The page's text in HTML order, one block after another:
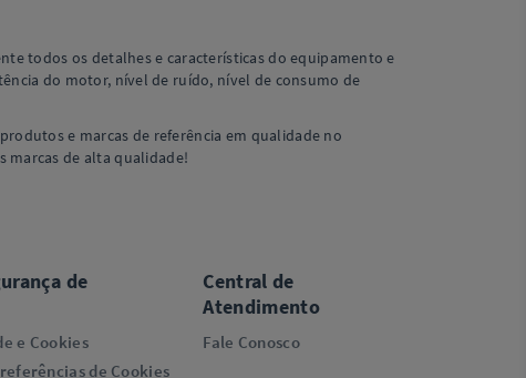
todos os detalhes e características do equipamento e
do motor, nível de ruído, nível de consumo de
e marcas de referência em qualidade no
marcas de alta qualidade!
de
e Cookies
de Cookies
Central de
Atendimento
Fale Conosco